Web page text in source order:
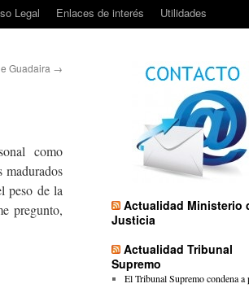
Legal Enlaces de interés Utilidades
Guadaira →
como
madurados
peso de la
pregunto,
Actualidad Ministerio
Justicia
Actualidad Tribunal
Supremo
El Tribunal Supremo condena a